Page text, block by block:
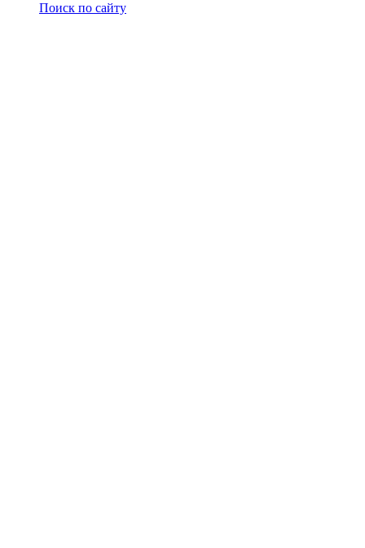
Поиск по сайту